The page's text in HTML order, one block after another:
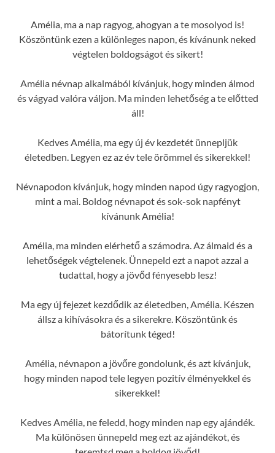
Amélia, ma a nap ragyog, ahogyan a te mosolyod is!
Köszöntünk ezen a különleges napon, és kívánunk neked
végtelen boldogságot és sikert!
Amélia névnap alkalmából kívánjuk, hogy minden álmod
és vágyad valóra váljon. Ma minden lehetőség a te előtted
áll!
Kedves Amélia, ma egy új év kezdetét ünnepljük
életedben. Legyen ez az év tele örömmel és sikerekkel!
Névnapodon kívánjuk, hogy minden napod úgy ragyogjon,
mint a mai. Boldog névnapot és sok-sok napfényt
kívánunk Amélia!
Amélia, ma minden elérhető a számodra. Az álmaid és a
lehetőségek végtelenek. Ünnepeld ezt a napot azzal a
tudattal, hogy a jövőd fényesebb lesz!
Ma egy új fejezet kezdődik az életedben, Amélia. Készen
állsz a kihívásokra és a sikerekre. Köszöntünk és
bátorítunk téged!
Amélia, névnapon a jövőre gondolunk, és azt kívánjuk,
hogy minden napod tele legyen pozitív élményekkel és
sikerekkel!
Kedves Amélia, ne feledd, hogy minden nap egy ajándék.
Ma különösen ünnepeld meg ezt az ajándékot, és